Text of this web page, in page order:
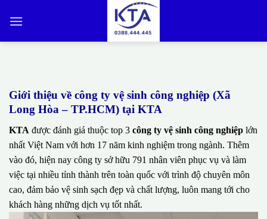
qua
Giới thiệu về công ty vệ sinh công nghiệp (Xã
Long Hòa – TP.HCM) tại KTA
KTA được đánh giá thuộc top 3 công ty vệ sinh công nghiệp lớn
nhất Việt Nam với hơn 17 năm kinh nghiệm trong ngành. Thêm
vào đó, hiện nay công ty sở hữu 791 nhân viên phục vụ và làm
việc tại nhiều tỉnh thành trên toàn quốc với trình độ chuyên môn
cao, đảm bảo vệ sinh sạch đẹp và chất lượng, luôn mang tới cho
khách hàng những dịch vụ tốt nhất.